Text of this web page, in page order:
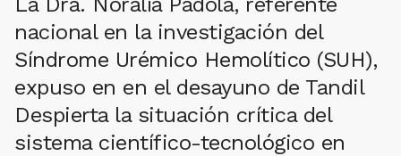
nacional en la investigación del
Síndrome Urémico Hemolítico (SUH),
expuso en en el desayuno de Tandil
Despierta la situación crítica del
sistema científico-tecnológico en